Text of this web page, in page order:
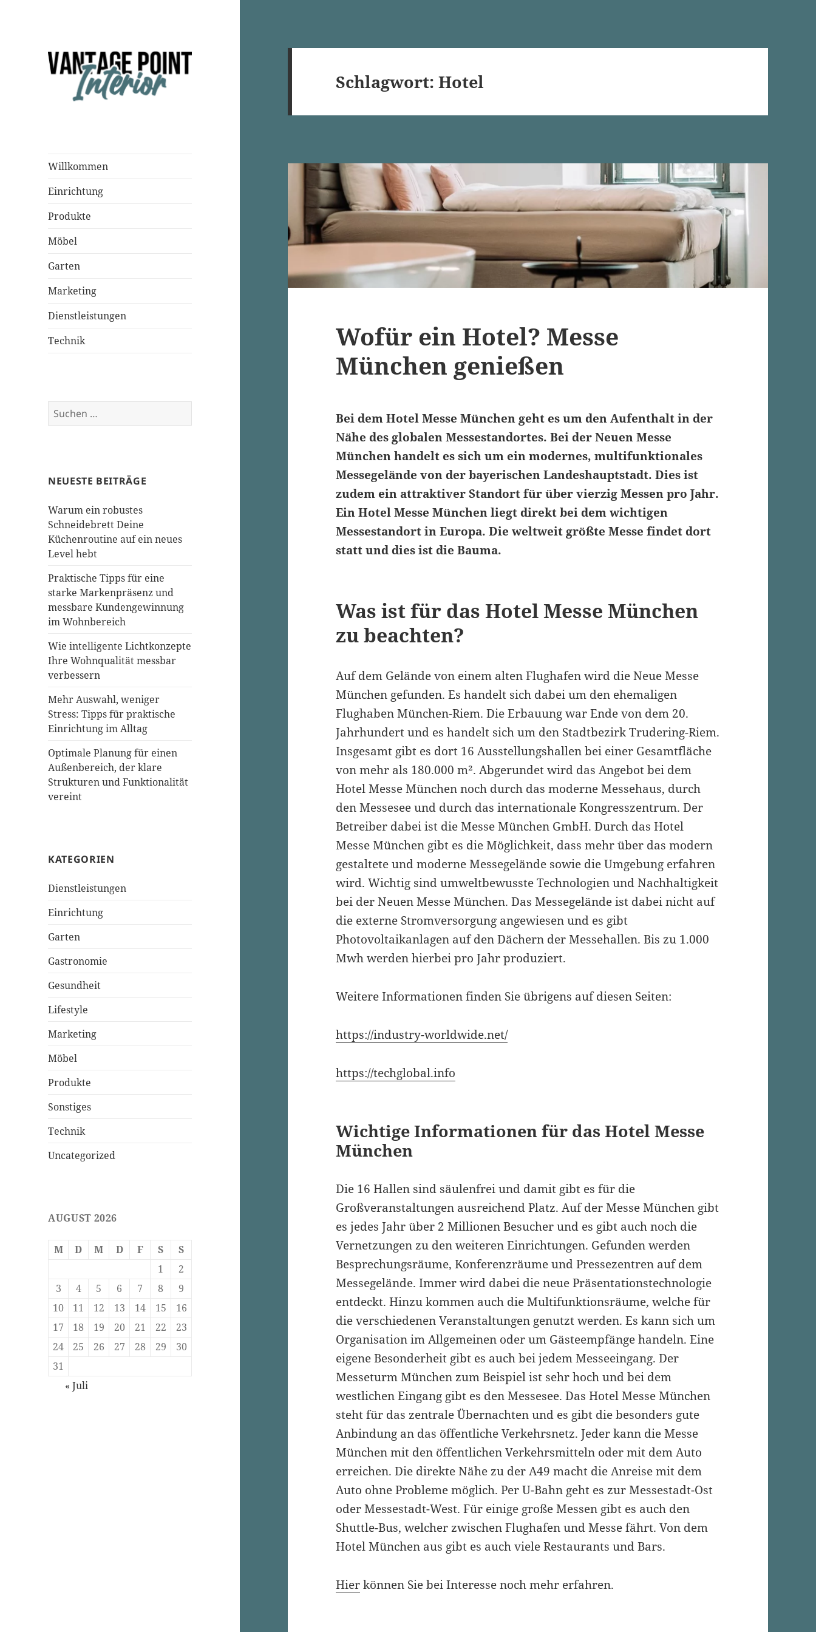
Willkommen
Einrichtung
Produkte
Möbel
Garten
Marketing
Dienstleistungen
Technik
Suchen
nach:
NEUESTE BEITRÄGE
Warum ein robustes
Schneidebrett Deine
Küchenroutine auf ein neues
Level hebt
Praktische Tipps für eine
starke Markenpräsenz und
messbare Kundengewinnung
im Wohnbereich
Wie intelligente Lichtkonzepte
Ihre Wohnqualität messbar
verbessern
Mehr Auswahl, weniger
Stress: Tipps für praktische
Einrichtung im Alltag
Optimale Planung für einen
Außenbereich, der klare
Strukturen und Funktionalität
vereint
KATEGORIEN
Dienstleistungen
Einrichtung
Garten
Gastronomie
Gesundheit
Lifestyle
Marketing
Möbel
Produkte
Sonstiges
Technik
Uncategorized
AUGUST 2026
M D M D F S
S
1
2
3
4 5 6 7 8
9
10
11 12 13 14 15
16
17
18 19 20 21 22
23
24
25 26 27 28 29
30
31
« Juli
Schlagwort:Hotel
Wofür ein Hotel? Messe
München genießen
Bei dem Hotel Messe München geht es um den Aufenthalt in der
Nähe des globalen Messestandortes. Bei der Neuen Messe
München handelt es sich um ein modernes, multifunktionales
Messegelände von der bayerischen Landeshauptstadt. Dies ist
zudem ein attraktiver Standort für über vierzig Messen pro Jahr.
Ein Hotel Messe München liegt direkt bei dem wichtigen
Messestandort in Europa. Die weltweit größte Messe findet dort
statt und dies ist die Bauma.
Was ist für das Hotel Messe München
zu beachten?
Auf dem Gelände von einem alten Flughafen wird die Neue Messe
München gefunden. Es handelt sich dabei um den ehemaligen
Flughaben München-Riem. Die Erbauung war Ende von dem 20.
Jahrhundert und es handelt sich um den Stadtbezirk Trudering-Riem.
Insgesamt gibt es dort 16 Ausstellungshallen bei einer Gesamtfläche
von mehr als 180.000 m². Abgerundet wird das Angebot bei dem
Hotel Messe München noch durch das moderne Messehaus, durch
den Messesee und durch das internationale Kongresszentrum. Der
Betreiber dabei ist die Messe München GmbH. Durch das Hotel
Messe München gibt es die Möglichkeit, dass mehr über das modern
gestaltete und moderne Messegelände sowie die Umgebung erfahren
wird. Wichtig sind umweltbewusste Technologien und Nachhaltigkeit
bei der Neuen Messe München. Das Messegelände ist dabei nicht auf
die externe Stromversorgung angewiesen und es gibt
Photovoltaikanlagen auf den Dächern der Messehallen. Bis zu 1.000
Mwh werden hierbei pro Jahr produziert.
Weitere Informationen finden Sie übrigens auf diesen Seiten:
https://industry-worldwide.net/
https://techglobal.info
Wichtige Informationen für das Hotel Messe
München
Die 16 Hallen sind säulenfrei und damit gibt es für die
Großveranstaltungen ausreichend Platz. Auf der Messe München gibt
es jedes Jahr über 2 Millionen Besucher und es gibt auch noch die
Vernetzungen zu den weiteren Einrichtungen. Gefunden werden
Besprechungsräume, Konferenzräume und Pressezentren auf dem
Messegelände. Immer wird dabei die neue Präsentationstechnologie
entdeckt. Hinzu kommen auch die Multifunktionsräume, welche für
die verschiedenen Veranstaltungen genutzt werden. Es kann sich um
Organisation im Allgemeinen oder um Gästeempfänge handeln. Eine
eigene Besonderheit gibt es auch bei jedem Messeeingang. Der
Messeturm München zum Beispiel ist sehr hoch und bei dem
westlichen Eingang gibt es den Messesee. Das Hotel Messe München
steht für das zentrale Übernachten und es gibt die besonders gute
Anbindung an das öffentliche Verkehrsnetz. Jeder kann die Messe
München mit den öffentlichen Verkehrsmitteln oder mit dem Auto
erreichen. Die direkte Nähe zu der A49 macht die Anreise mit dem
Auto ohne Probleme möglich. Per U-Bahn geht es zur Messestadt-Ost
oder Messestadt-West. Für einige große Messen gibt es auch den
Shuttle-Bus, welcher zwischen Flughafen und Messe fährt. Von dem
Hotel München aus gibt es auch viele Restaurants und Bars.
Hierkönnen Sie bei Interesse noch mehr erfahren.